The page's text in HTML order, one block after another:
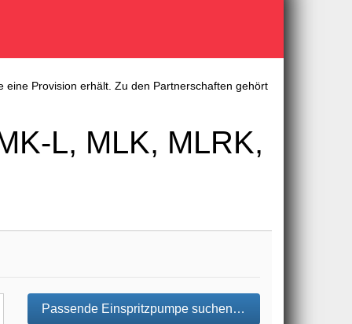
Provision erhält. Zu den Partnerschaften gehört
L, MLK, MLRK,
Passende Einspritzpumpe suchen…